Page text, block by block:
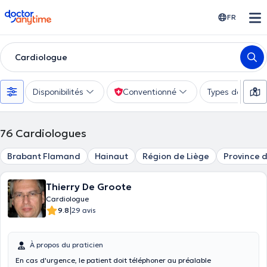
doctoranytime FR
Cardiologue
Disponibilités Conventionné Types de
76 Cardiologues
Brabant Flamand Hainaut Région de Liège Province
Thierry De Groote
Cardiologue
9.8|29 avis
À propos du praticien
En cas d'urgence, le patient doit téléphoner au préalable